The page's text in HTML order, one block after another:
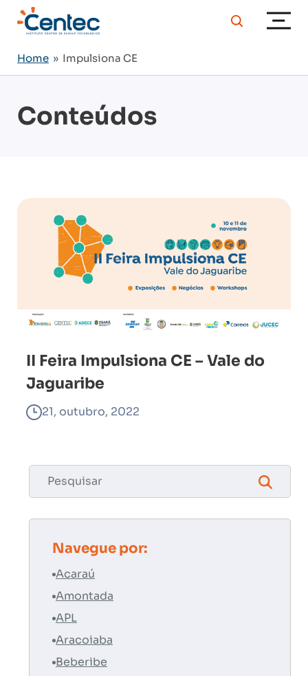
Home » Impulsiona CE
Conteúdos
II Feira Impulsiona CE – Vale do
Jaguaribe
21, outubro, 2022
Navegue por:
Acaraú
Amontada
APL
Aracoiaba
Beberibe